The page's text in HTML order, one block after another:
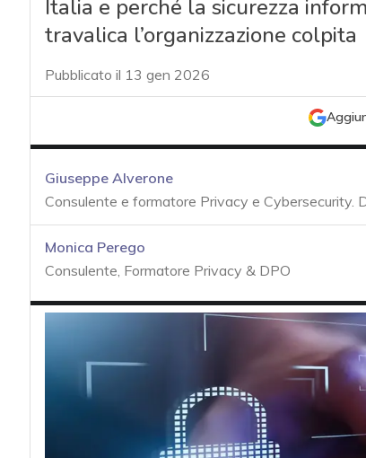
Italia e perché la sicurezza
travalica l’organizzazione colpita
Pubblicato il 13 gen 2026
Giuseppe Alverone
Consulente e formatore Privacy e
Monica Perego
Consulente, Formatore Privacy & DPO